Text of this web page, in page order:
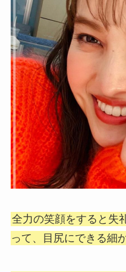
全力の笑顔をすると失
って、目尻にできる細